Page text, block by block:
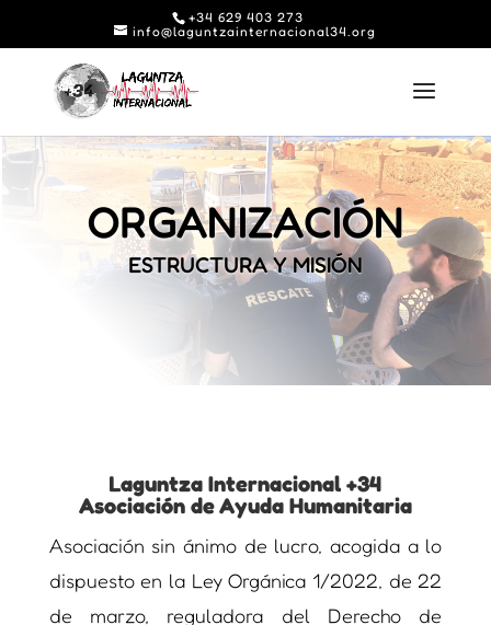
+34 629 403 273
info@laguntzainternacional34.org
ORGANIZACIÓN
ESTRUCTURA Y MISIÓN
Laguntza Internacional +34
Asociación de Ayuda Humanitaria
Asociación sin ánimo de lucro, acogida a lo
dispuesto en la Ley Orgánica 1/2022, de 22
de marzo, reguladora del Derecho de